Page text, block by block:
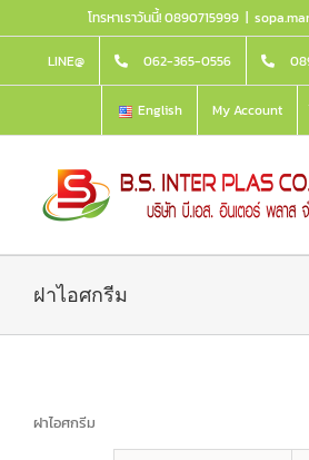
to
content
โทรหาเราวันนี้! 0890715999 |
LINE@ 062-365-0556
English My Account
ฝาไอศกรีม
ฝาไอศกรีม